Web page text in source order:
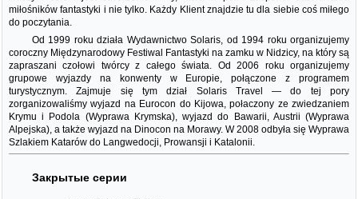
miłośników fantastyki i nie tylko. Każdy Klient znajdzie tu dla siebie coś miłego
do poczytania.
Od 1999 roku działa Wydawnictwo Solaris, od 1994 roku organizujemy
coroczny Międzynarodowy Festiwal Fantastyki na zamku w Nidzicy, na który są
zapraszani czołowi twórcy z całego świata. Od 2006 roku organizujemy
grupowe wyjazdy na konwenty w Europie, połączone z programem
turystycznym. Zajmuje się tym dział Solaris Travel — do tej pory
zorganizowaliśmy wyjazd na Eurocon do Kijowa, połaczony ze zwiedzaniem
Krymu i Podola (Wyprawa Krymska), wyjazd do Bawarii, Austrii (Wyprawa
Alpejska), a także wyjazd na Dinocon na Morawy. W 2008 odbyła się Wyprawa
Szlakiem Katarów do Langwedocji, Prowansji i Katalonii.
Закрытые серии